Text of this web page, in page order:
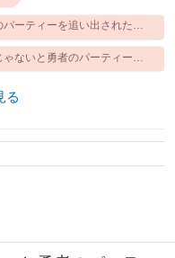
ので、辺境でスローライフすることにしました
されたので、辺境でスローライフすることにしました
ので、辺境でスローライフすることにしました
る